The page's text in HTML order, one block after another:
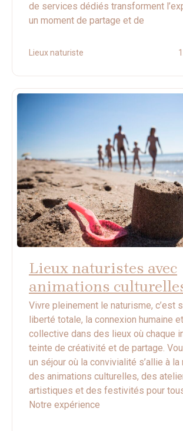
de services dédiés transforment
un moment de partage et de
Lieux naturiste
Lieux naturistes avec
animations
Vivre pleinement le naturisme, c’est
liberté totale, la connexion humaine
collective dans des lieux où chaque
teinte de créativité et de partage.
un séjour où la convivialité s’allie à
des animations culturelles, des
artistiques et des festivités pour
Notre expérience